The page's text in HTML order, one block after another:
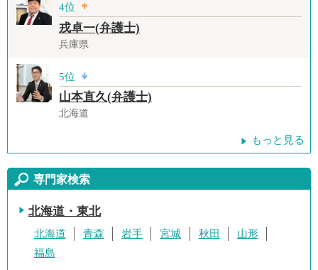
4位
戎卓一(弁護士)
兵庫県
5位
山本直久(弁護士)
北海道
もっと見る
専門家検索
北海道・東北
北海道 青森 岩手 宮城 秋田
山形
福島